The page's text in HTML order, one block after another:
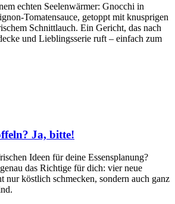
echten Seelenwärmer: Gnocchi in
Tomatensauce, getoppt mit knusprigen
Schnittlauch. Ein Gericht, das nach
und Lieblingsserie ruft – einfach zum
Ja, bitte!
Ideen für deine Essensplanung?
das Richtige für dich: vier neue
nur köstlich schmecken, sondern auch ganz